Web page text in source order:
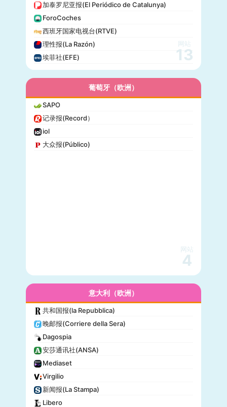
加泰罗尼亚报(El Periódico de Catalunya)
ForoCoches
西班牙国家电视台(RTVE)
理性报(La Razón)
埃菲社(EFE)
网站
13
葡萄牙（欧洲）
SAPO
记录报(Record）
iol
大众报(Público)
网站
4
意大利（欧洲）
共和国报(la Repubblica)
晚邮报(Corriere della Sera)
Dagospia
安莎通讯社(ANSA)
Mediaset
Virgilio
新闻报(La Stampa)
Libero